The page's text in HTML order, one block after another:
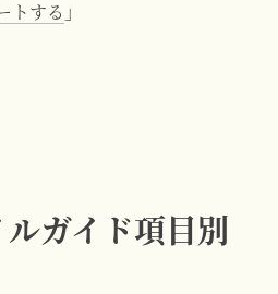
トする 」
ガイド項目別